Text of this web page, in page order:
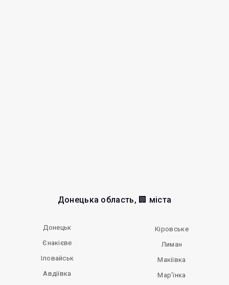
Донецька область, 🏢 міста
Донецьк
Єнакієве
Іловайськ
Авдіївка
Кіровське
Лиман
Макіївка
Мар'їнка